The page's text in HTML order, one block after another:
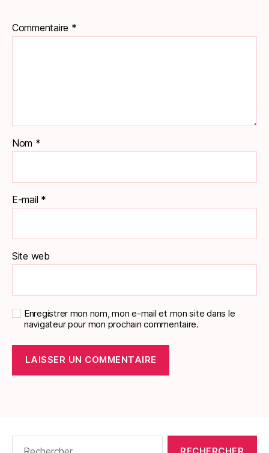
Commentaire *
Nom *
E-mail *
Site web
Enregistrer mon nom, mon e-mail et mon site dans le
navigateur pour mon prochain commentaire.